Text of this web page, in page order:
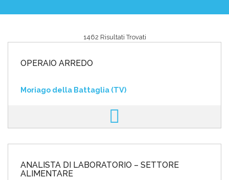
1462 Risultati Trovati
OPERAIO ARREDO
Moriago della Battaglia (TV)
ANALISTA DI LABORATORIO – SETTORE
ALIMENTARE